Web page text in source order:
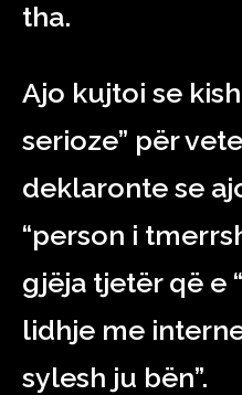
tha.
Ajo kujtoi se
serioze” për
deklaronte se
“person i
gjëja tjetër që e
lidhje me
sylesh ju bën”.